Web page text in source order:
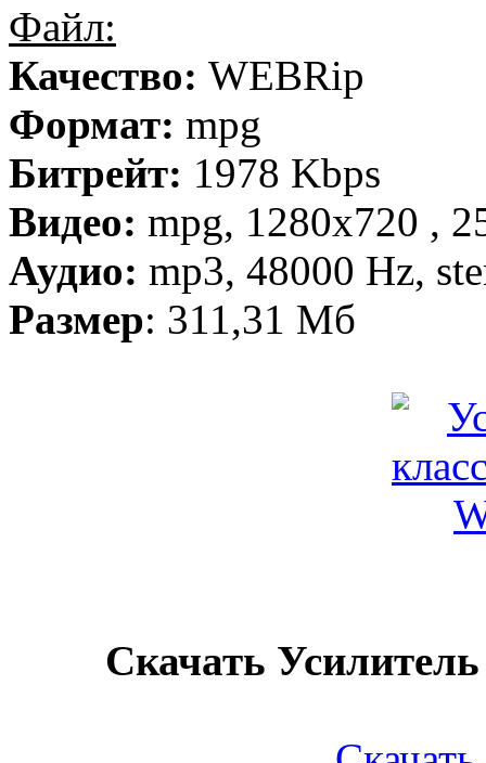
Файл:
Качество: WEBRip
Формат: mpg
Битрейт: 1978 Kbps
Видео: mpg, 1280х720 ,
Аудио: mp3, 48000 Hz,
Размер: 311,31 Мб
Скачать